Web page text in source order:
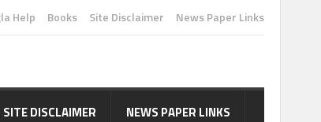
Help Books Site Disclaimer News Paper Links
SITE DISCLAIMER NEWS PAPER LINKS